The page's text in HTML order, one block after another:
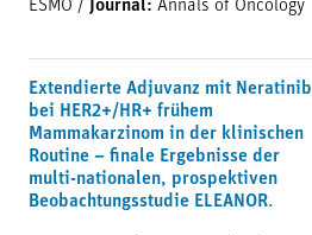
ESMO / Journal: Annals of Oncology
Extendierte Adjuvanz mit Neratinib
bei HER2+/HR+ frühem
Mammakarzinom in der klinischen
Routine – finale Ergebnisse der
multi-nationalen, prospektiven
Beobachtungsstudie ELEANOR.